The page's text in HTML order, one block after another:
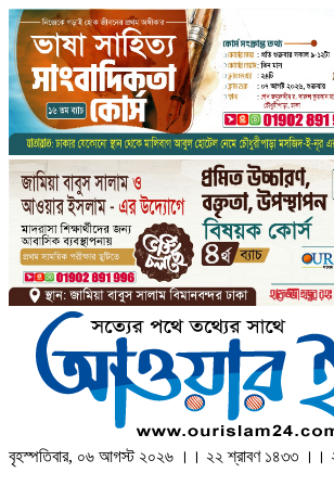
বৃহস্পতিবার, ০৬ আগস্ট ২০২৬ ।। ২২ শ্রাবণ ১৪৩৩ ।।